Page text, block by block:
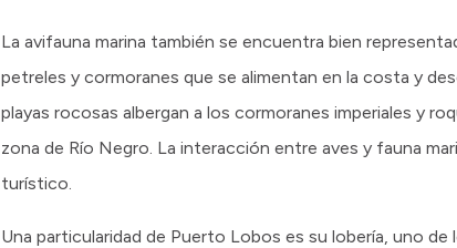
La avifauna marina también se encuentra bien
petreles y cormoranes que se alimentan en la costa y
playas rocosas albergan a los cormoranes imperiales y
zona de Río Negro. La interacción entre aves y fauna
turístico.
Una particularidad de Puerto Lobos es su lobería, uno